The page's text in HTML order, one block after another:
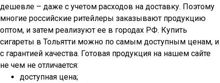
дешевле – даже с учетом расходов на доставку. Поэтому
многие российские ритейлеры заказывают продукцию
оптом, и затем реализуют ее в городах РФ. Купить
сигареты в Тольятти можно по самым доступным ценам, и
с гарантией качества. Готовая продукция на нашем сайте
не чем не отличается:
доступная цена;